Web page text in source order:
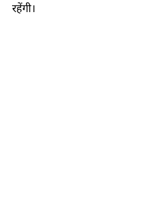
रहेंगी।